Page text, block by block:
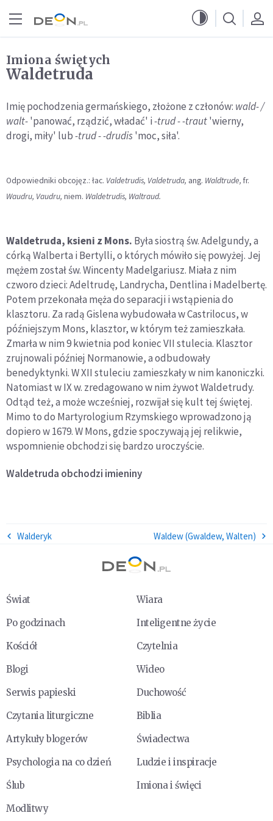
Imiona świętych
Waldetruda
Imię pochodzenia germańskiego, złożone z członów: wald- /
walt-'panować, rządzić, władać' i-trud - -traut'wierny,
drogi, miły' lub-trud - -drudis'moc, siła'.
Odpowiedniki obcojęz.: łac. Valdetrudis, Valdetruda, ang. Waldtrude, fr.
Waudru, Vaudru, niem. Waldetrudis, Waltraud.
Waldetruda, ksieni z Mons. Była siostrą św. Adelgundy, a
córką Walberta i Bertylli, o których mówiło się powyżej. Jej
mężem został św. Wincenty Madelgariusz. Miała z nim
czworo dzieci: Adeltrudę, Landrycha, Dentlina i Madelbertę.
Potem przekonała męża do separacji i wstąpienia do
klasztoru. Za radą Gislena wybudowała w Castrilocus, w
późniejszym Mons, klasztor, w którym też zamieszkała.
Zmarła w nim 9 kwietnia pod koniec VII stulecia. Klasztor
zrujnowali później Normanowie, a odbudowały
benedyktynki. W XII stuleciu zamieszkały w nim kanoniczki.
Natomiast w IX w. zredagowano w nim żywot Waldetrudy.
Odtąd też, a może wcześniej, rozwijał się kult tej świętej.
Mimo to do Martyrologium Rzymskiego wprowadzono ją
dopiero w 1679. W Mons, gdzie spoczywają jej relikwie,
wspomnienie obchodzi się bardzo uroczyście.
Waldetruda obchodzi imieniny
Walderyk Waldew (Gwaldew, Walten)
Świat
Wiara
Po godzinach
Inteligentne życie
Kościół
Czytelnia
Blogi
Wideo
Serwis papieski
Duchowość
Czytania liturgiczne
Biblia
Artykuły blogerów
Świadectwa
Psychologia na co dzień
Ludzie i inspiracje
Ślub
Imiona i święci
Modlitwy